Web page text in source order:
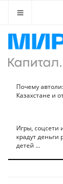
Почему
Казахстане и
Игры, соцсети
крадут
детей ...